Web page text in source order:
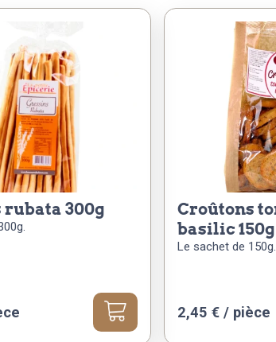
rubata 300g
croûtons tomate et
basilic 150g
Le sachet de 150g.
2,45 €/ pièce